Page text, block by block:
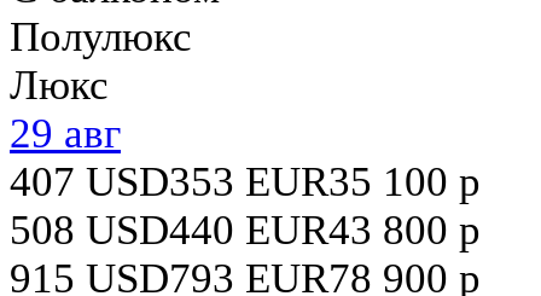
Полулюкс
Люкс
29 авг
407 USD353 EUR35 100 р
508 USD440 EUR43 800 р
915 USD793 EUR78 900 р